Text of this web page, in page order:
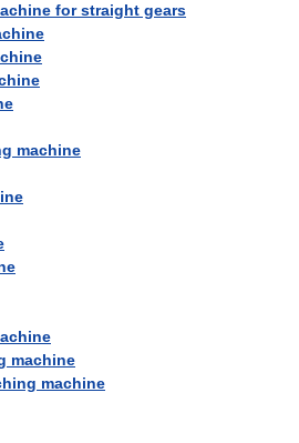
for straight gears
machine
machine
machine